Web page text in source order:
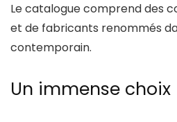
Le catalogue comprend des
et de fabricants renommés
contemporain.
Un immense choix